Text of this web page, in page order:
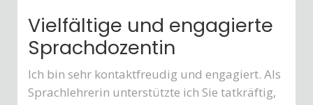
Vielfältige und engagierte
Sprachdozentin
Ich bin sehr kontaktfreudig und engagiert. Als
Sprachlehrerin unterstützte ich Sie tatkräftig,